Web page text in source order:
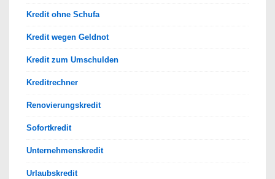
Kredit ohne Schufa
Kredit wegen Geldnot
Kredit zum Umschulden
Kreditrechner
Renovierungskredit
Sofortkredit
Unternehmenskredit
Urlaubskredit